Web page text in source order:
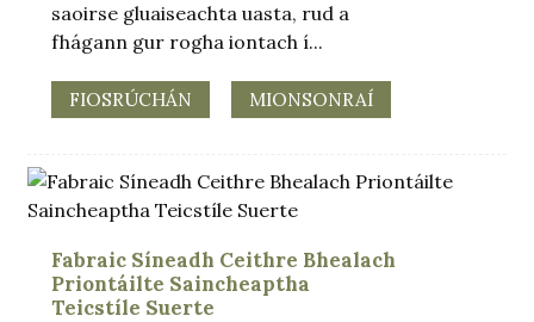
saoirse gluaiseachta uasta, rud a
fhágann gur rogha iontach í...
FIOSRÚCHÁN MIONSONRAÍ
Fabraic Síneadh Ceithre Bhealach
Priontáilte Saincheaptha
Teicstíle Suerte